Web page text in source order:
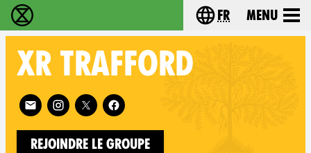
Extinction Rebellion - Home Choisissez votre
fr Menu
XR TRAFFORD
Follow XR Trafford on
Rejoindre le groupe